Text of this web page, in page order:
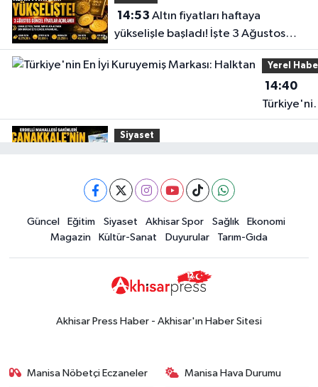
0 (236) 715 52 32 Yol Tarifi Al
Gülden Eczanesi
NAMIK KEMAL MAHALLESI EVREN CADDESI NO:1 A KÖPRÜBASI-MANISA
İŞ BANKASI YANI
14:53
yükselişle başladı! İşte 3 Ağustos
güncel fiyatlar
Yerel
14:40
En İyi
Siyaset
yaşadı
19:00Kadın ve Çocuk Giyimde Yeni
Dönem: Minik Terzi’den Anne-
Çocuk Stilini Tamamlayan
Koleksiyonlar
Güncel
18:57Akhisar'da Atatürk
Güncel Eğitim Siyaset Akhisar Spor Sağlık
Ekonomi
Magazin
Kültür-Sanat Duyurular Tarım-Gıda
Akhisar Press Haber - Akhisar'ın Haber Sitesi
Manisa Nöbetçi Eczaneler Manisa Hava Durumu